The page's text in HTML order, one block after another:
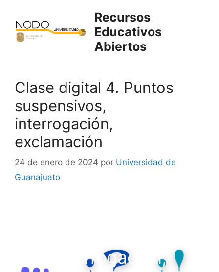
contenido
Recursos
Educativos
Abiertos
Clase digital 4. Puntos
suspensivos,
interrogación,
exclamación
24 de enero de 2024 por Universidad de
Guanajuato
interrogación,